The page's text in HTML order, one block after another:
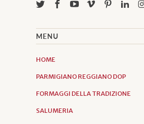
MENU
HOME
PARMIGIANO REGGIANO DOP
FORMAGGI DELLA TRADIZIONE
SALUMERIA